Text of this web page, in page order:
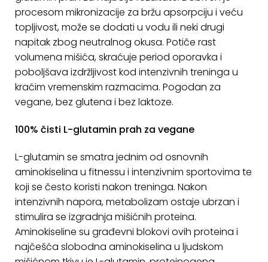
ruksaci
Igre
Razonoda
Odjeća
Pripreme
ljeto
O
NAMA
KONTAKT
Uvjeti
procesom mikronizacije za bržu apsorpciju i veću
topljivost, može se dodati u vodu ili neki drugi
napitak zbog neutralnog okusa. Potiče rast
volumena mišića, skraćuje period oporavka i
poboljšava izdržljivost kod intenzivnih treninga u
kraćim vremenskim razmacima. Pogodan za
vegane, bez glutena i bez laktoze.
100% čisti L-glutamin prah za vegane
L-glutamin se smatra jednim od osnovnih
aminokiselina u fitnessu i intenzivnim sportovima te
koji se često koristi nakon treninga. Nakon
intenzivnih napora, metabolizam ostaje ubrzan i
stimulira se izgradnja mišićnih proteina.
Aminokiseline su građevni blokovi ovih proteina i
najčešća slobodna aminokiselina u ljudskom